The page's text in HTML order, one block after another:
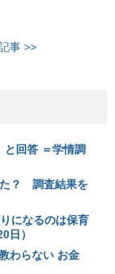
事 >>
と回答 ＝学情調
た？ 調査結果を
になるのは保育
日）
わらない お金